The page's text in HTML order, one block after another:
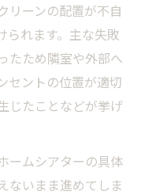
と評判の見極め
工業者比較ポイ
ームを実現する
リーンの配置が不自
られます。主な失敗
たため隣室や外部へ
セントの位置が適切
じたことなどが挙げ
ームシアターの具体
ないまま進めてしま